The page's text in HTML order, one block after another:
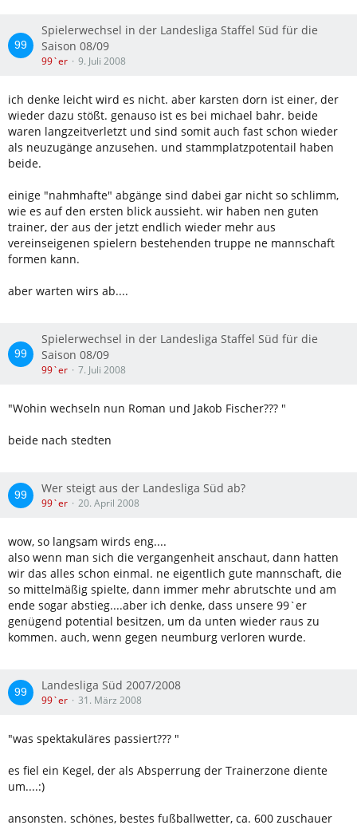
Spielerwechsel in der Landesliga Staffel Süd für die
Saison 08/09
99`er 9. Juli 2008
ich denke leicht wird es nicht. aber karsten dorn ist einer, der
wieder dazu stößt. genauso ist es bei michael bahr. beide
waren langzeitverletzt und sind somit auch fast schon wieder
als neuzugänge anzusehen. und stammplatzpotentail haben
beide.
einige "nahmhafte" abgänge sind dabei gar nicht so schlimm,
wie es auf den ersten blick aussieht. wir haben nen guten
trainer, der aus der jetzt endlich wieder mehr aus
vereinseigenen spielern bestehenden truppe ne mannschaft
formen kann.
aber warten wirs ab....
Spielerwechsel in der Landesliga Staffel Süd für die
Saison 08/09
99`er 7. Juli 2008
"Wohin wechseln nun Roman und Jakob Fischer??? "
beide nach stedten
Wer steigt aus der Landesliga Süd ab?
99`er 20. April 2008
wow, so langsam wirds eng....
also wenn man sich die vergangenheit anschaut, dann hatten
wir das alles schon einmal. ne eigentlich gute mannschaft, die
so mittelmäßig spielte, dann immer mehr abrutschte und am
ende sogar abstieg....aber ich denke, dass unsere 99`er
genügend potential besitzen, um da unten wieder raus zu
kommen. auch, wenn gegen neumburg verloren wurde.
Landesliga Süd 2007/2008
99`er 31. März 2008
"was spektakuläres passiert??? "
es fiel ein Kegel, der als Absperrung der Trainerzone diente
um....:)
ansonsten. schönes, bestes fußballwetter, ca. 600 zuschauer